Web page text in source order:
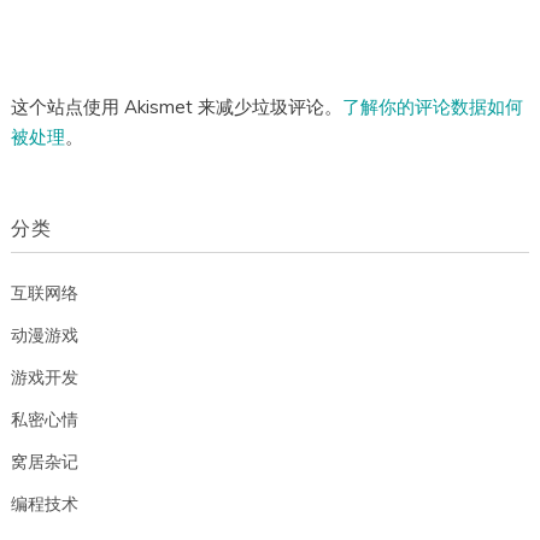
这个站点使用 Akismet 来减少垃圾评论。 了解你的评论数据如何
被处理。
分类
互联网络
动漫游戏
游戏开发
私密心情
窝居杂记
编程技术